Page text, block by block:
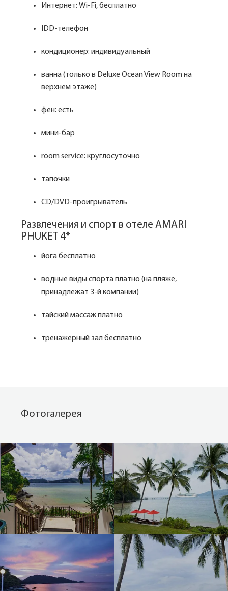
Интернет: Wi-Fi, бесплатно
IDD-телефон
кондиционер: индивидуальный
ванна (только в Deluxe Ocean View Room на
верхнем этаже)
фен: есть
мини-бар
room service: круглосуточно
тапочки
CD/DVD-проигрыватель
Развлечения и спорт в отеле AMARI
PHUKET 4*
йога бесплатно
водные виды спорта платно (на пляже,
принадлежат 3-й компании)
тайский массаж платно
тренажерный зал бесплатно
Фотогалерея